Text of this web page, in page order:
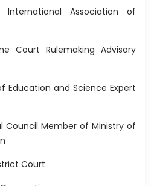
Association of
Court Rulemaking Advisory
Education and Science Expert
Council Member of Ministry of
Court